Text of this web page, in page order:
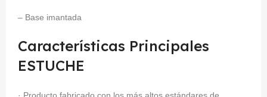
– Base imantada
Características Principales
ESTUCHE